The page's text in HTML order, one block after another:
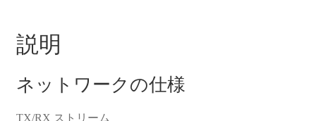
ご使用時にあたって
説明
ネットワークの仕様
TX/RX ストリーム